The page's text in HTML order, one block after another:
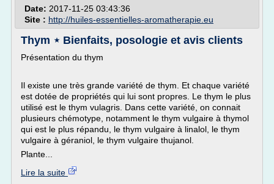
Date: 2017-11-25 03:43:36
Site : http://huiles-essentielles-aromatherapie.eu
Thym ⋆ Bienfaits, posologie et avis clients
Présentation du thym
Il existe une très grande variété de thym. Et chaque variété
est dotée de propriétés qui lui sont propres. Le thym le plus
utilisé est le thym vulagris. Dans cette variété, on connait
plusieurs chémotype, notamment le thym vulgaire à thymol
qui est le plus répandu, le thym vulgaire à linalol, le thym
vulgaire à géraniol, le thym vulgaire thujanol.
Plante...
Lire la suite